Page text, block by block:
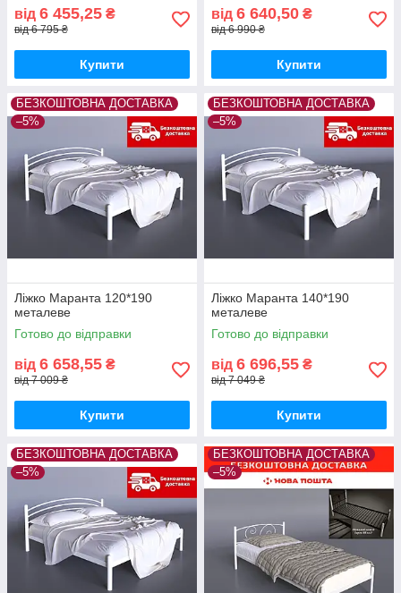
від 6 455,25 ₴
від 6 795 ₴
Купити
від 6 640,50 ₴
від 6 990 ₴
Купити
БЕЗКОШТОВНА ДОСТАВКА
–5%
Ліжко Маранта 120*190
металеве
Готово до відправки
від 6 658,55 ₴
від 7 009 ₴
Купити
БЕЗКОШТОВНА ДОСТАВКА
–5%
Ліжко Маранта 140*190
металеве
Готово до відправки
від 6 696,55 ₴
від 7 049 ₴
Купити
БЕЗКОШТОВНА ДОСТАВКА
–5%
БЕЗКОШТОВНА ДОСТАВКА
–5%